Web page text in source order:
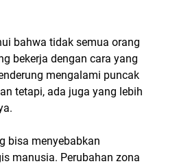
bahwa tidak semua orang
bekerja dengan cara yang
mengalami puncak
tetapi, ada juga yang lebih
bisa menyebabkan
manusia. Perubahan zona